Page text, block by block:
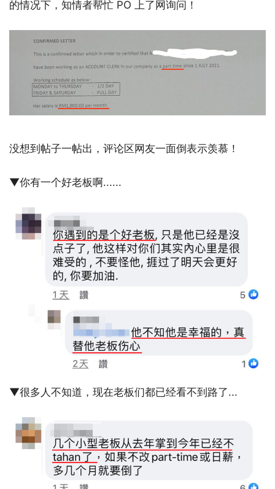
的情况下，知情者帮忙 PO 上了网询问！
没想到帖子一帖出，评论区网友一面倒表示羡慕！
▼你有一个好老板啊......
▼很多人不知道，现在老板们都已经看不到路了...